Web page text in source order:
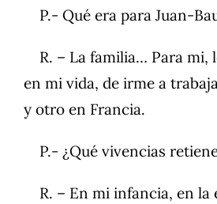
P.- Qué era para Juan-
R. – La familia… Para mi,
en mi vida, de irme a
y otro en Francia.
P.- ¿Qué vivencias
R. – En mi infancia, en la